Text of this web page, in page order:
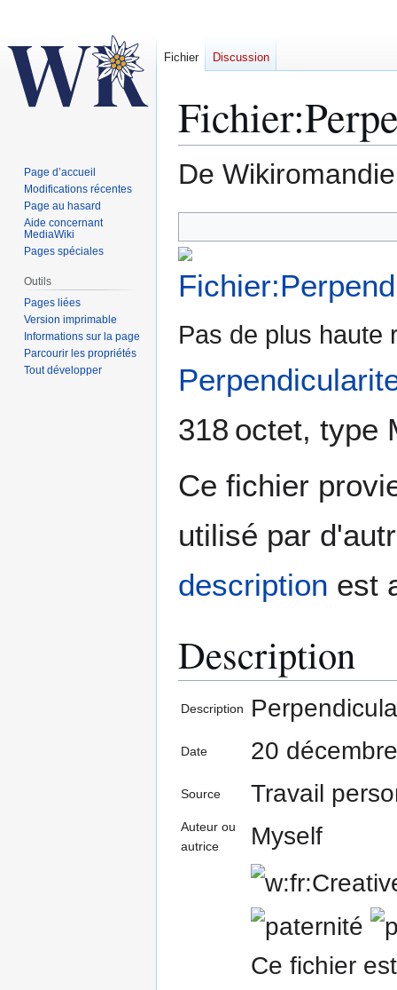
De
à
la
navigation
à
la
recherche
Pas de plus haute
318 octet, type
Ce fichier
utilisé par
description est
Description
Description
Date 20
Source Travail
Auteur ou
autrice
Myself
Ce fichier
Fichier Discussion
Page d’accueil
Modifications récentes
Page au hasard
Aide concernant
MediaWiki
Pages spéciales
Outils
Pages liées
Version imprimable
Informations sur la page
Parcourir les propriétés
Tout développer